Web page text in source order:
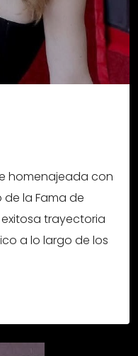
homenajeada con
de la Fama de
trayectoria
a lo largo de los